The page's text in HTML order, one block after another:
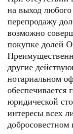
на выход
перепродажу
возможно
покупке долей
другие
нотариальном
обеспечивается
юридической
интересы всех